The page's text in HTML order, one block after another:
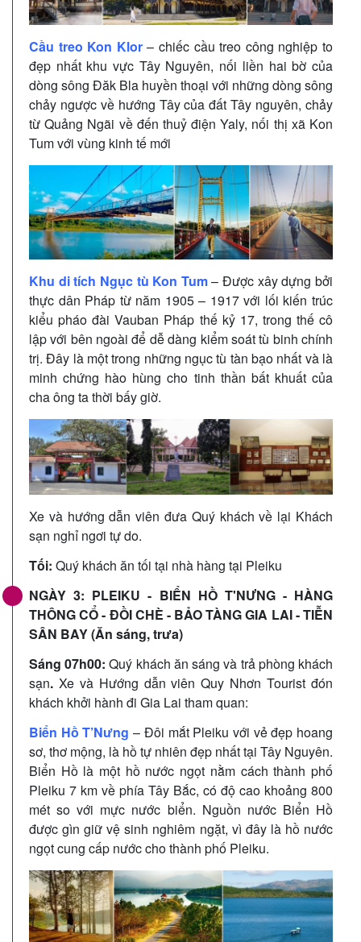
Cầu treo Kon Klor – chiếc cầu treo công nghiệp to
đẹp nhất khu vực Tây Nguyên, nối liền hai bờ của
dòng sông Đăk Bla huyền thoại với những dòng sông
chảy ngược về hướng Tây của đất Tây nguyên, chảy
từ Quảng Ngãi về đến thuỷ điện Yaly, nối thị xã Kon
Tum với vùng kinh tế mới
Khu di tích Ngục tù Kon Tum– Được xây dựng bởi
thực dân Pháp từ năm 1905 – 1917 với lối kiến trúc
kiểu pháo đài Vauban Pháp thế kỷ 17, trong thế cô
lập với bên ngoài để dễ dàng kiểm soát tù binh chính
trị. Đây là một trong những ngục tù tàn bạo nhất và là
minh chứng hào hùng cho tinh thần bất khuất của
cha ông ta thời bấy giờ.
Xe và hướng dẫn viên đưa Quý khách về lại Khách
sạn nghỉ ngơi tự do.
Tối: Quý khách ăn tối tại nhà hàng tại Pleiku
NGÀY 3: PLEIKU - BIỂN HỒ T'NƯNG - HÀNG
THÔNG CỔ - ĐỒI CHÈ - BẢO TÀNG GIA LAI - TIỄN
SÂN BAY (Ăn sáng, trưa)
Sáng 07h00: Quý khách ăn sáng và trả phòng khách
sạn. Xe và Hướng dẫn viên Quy Nhơn Tourist đón
khách khởi hành đi Gia Lai tham quan:
Biển Hồ T’Nưng – Đôi mắt Pleiku với vẻ đẹp hoang
sơ, thơ mộng, là hồ tự nhiên đẹp nhất tại Tây Nguyên.
Biển Hồ là một hồ nước ngọt nằm cách thành phố
Pleiku 7 km về phía Tây Bắc, có độ cao khoảng 800
mét so với mực nước biển. Nguồn nước Biển Hồ
được gìn giữ vệ sinh nghiêm ngặt, vì đây là hồ nước
ngọt cung cấp nước cho thành phố Pleiku.